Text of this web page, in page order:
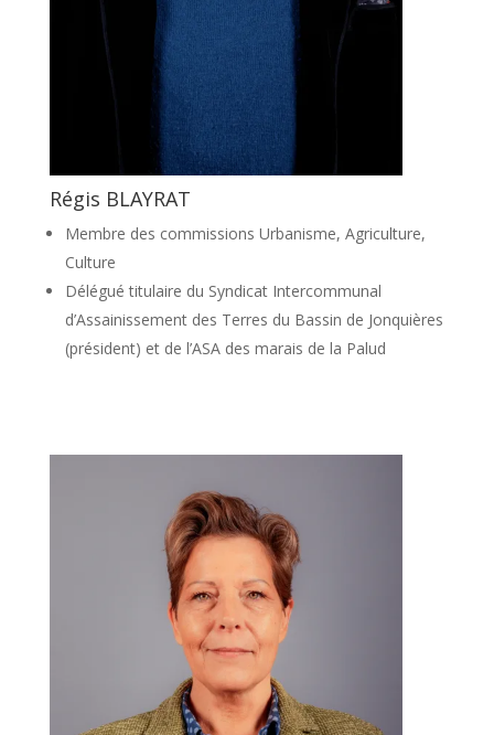
Régis BLAYRAT
Membre des commissions Urbanisme, Agriculture,
Culture
Délégué titulaire du Syndicat Intercommunal
d’Assainissement des Terres du Bassin de Jonquières
(président) et de l’ASA des marais de la Palud